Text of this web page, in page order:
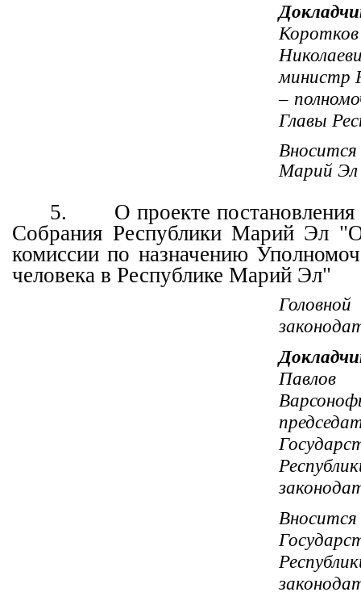
министр
–
Главы
Марий Эл
5.
О проекте постановления
Собрания Республики Марий Эл "О
комиссии по назначению
человека в Республике Марий Эл"